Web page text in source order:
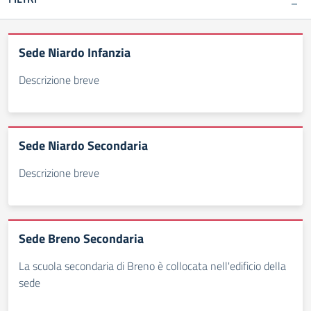
Sede Niardo Infanzia
Descrizione breve
Sede Niardo Secondaria
Descrizione breve
Sede Breno Secondaria
La scuola secondaria di Breno è collocata nell'edificio della
sede